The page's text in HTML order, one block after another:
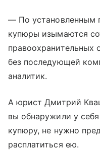
— По установленным
купюры изымаются
правоохранительных
без последующей
аналитик.
А юрист Дмитрий
вы обнаружили у
купюру, не нужно
расплатиться ею.